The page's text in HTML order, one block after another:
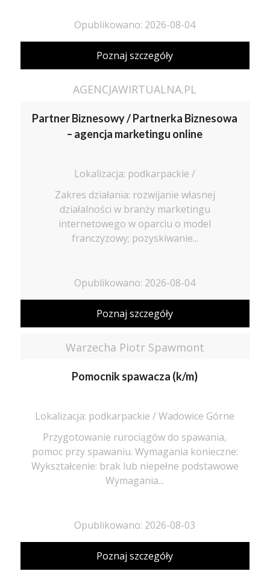
Opublikowano: 2026-08-04
Poznaj szczegóły
AGENCJAWIRTUALNA.PL
Partner Biznesowy / Partnerka Biznesowa
– agencja marketingu online
Lokalizacja: podkarpackie /
Zakres działania: rozwijanie własnej
działalności w branży marketingu
internetowego w oparciu o model
franczyzowy; pozyskiwanie...
Opublikowano: 2026-08-04
Poznaj szczegóły
Warzecha Piotr Spawmont
Pomocnik spawacza (k/m)
Lokalizacja: podkarpackie / Wadowice Górne
Przygotowanie rurociągów do spawania,
pomoc przy spawaniu. Wymagania konieczne:
Wykształcenie: brak lub niepełne podstawowe
Wymagania...
Opublikowano: 2026-08-03
Poznaj szczegóły